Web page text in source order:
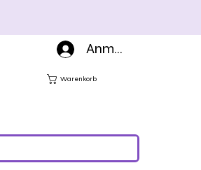
Anmelden
Warenkorb